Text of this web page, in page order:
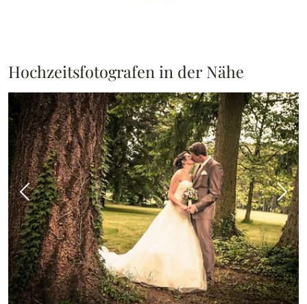
Hochzeitsfotografen in der Nähe
Vorheriges Bild